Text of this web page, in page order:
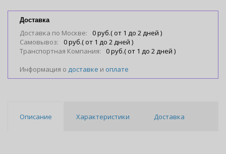
Доставка
Доставка по Москве:
0 руб.( от 1 до 2 дней )
Самовывоз:
0 руб.( от 1 до 2 дней )
Транспортная Компания:
0 руб.( от 1 до 2 дней )
Информация о доставке и оплате
Описание Характеристики Доставка